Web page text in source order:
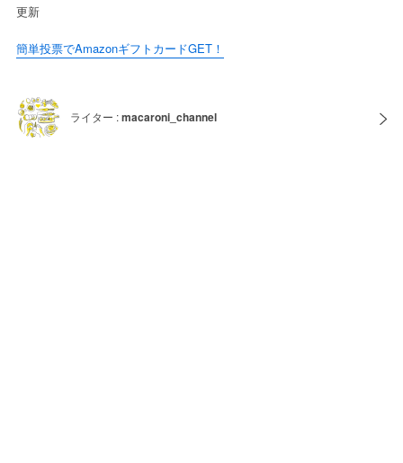
更新
簡単投票でAmazonギフトカードGET！
ライター :macaroni_channel